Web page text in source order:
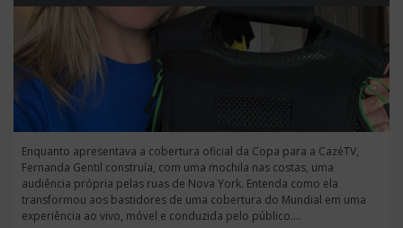
Enquanto apresentava a cobertura oficial da Copa para a CazéTV,
Fernanda Gentil construía, com uma mochila nas costas, uma
audiência própria pelas ruas de Nova York. Entenda como ela
transformou aos bastidores de uma cobertura do Mundial em uma
experiência ao vivo, móvel e conduzida pelo público....